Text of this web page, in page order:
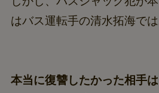
はバス運転手の清水拓海では
本当に復讐したかった相手